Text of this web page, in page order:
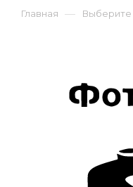
Главная — Выберите